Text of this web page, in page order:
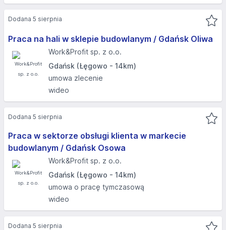
Praca na hali w sklepie budowlanym / Gdańsk Oliwa
Work&Profit sp. z o.o.
Gdańsk (Łęgowo - 14km)
umowa zlecenie
wideo
Dodana 5 sierpnia
Praca w sektorze obsługi klienta w markecie
budowlanym / Gdańsk Osowa
Work&Profit sp. z o.o.
Gdańsk (Łęgowo - 14km)
umowa o pracę tymczasową
wideo
Dodana 5 sierpnia
Dodana 5 sierpnia